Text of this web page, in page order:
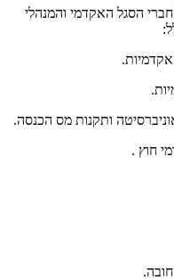
הסגל האקדמי והמנהלי
ותקנות מס הכנסה.
חוץ .